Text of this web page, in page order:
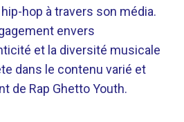
hop à travers son média.
envers
et la diversité musicale
dans le contenu varié et
de Rap Ghetto Youth.